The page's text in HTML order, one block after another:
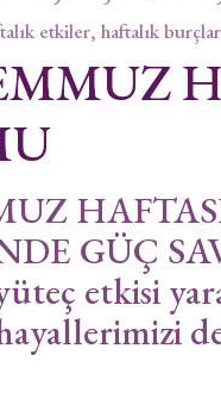
etkiler, haftalık burçlar
GÜÇ
etkisi